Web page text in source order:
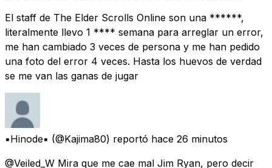
El staff de The Elder Scrolls Online son una ******,
literalmente llevo 1 **** semana para arreglar un error,
me han cambiado 3 veces de persona y me han pedido
una foto del error 4 veces. Hasta los huevos de verdad
se me van las ganas de jugar
▪️Hinode▪️ (@Kajima80) reportó hace 26 minutos
@Veiled_W Mira que me cae mal Jim Ryan, pero decir